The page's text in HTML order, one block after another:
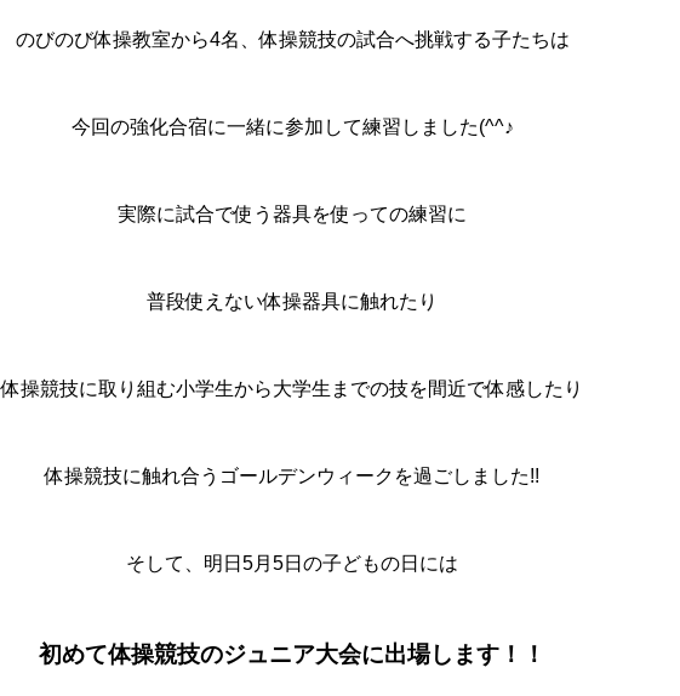
のびのび体操教室から4名、体操競技の試合へ挑戦する子たちは
今回の強化合宿に一緒に参加して練習しました(^^♪
実際に試合で使う器具を使っての練習に
普段使えない体操器具に触れたり
体操競技に取り組む小学生から大学生までの技を間近で体感したり
体操競技に触れ合うゴールデンウィークを過ごしました!!
そして、明日5月5日の子どもの日には
初めて体操競技のジュニア大会に出場します！！